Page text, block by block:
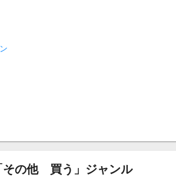
その他 買う」ジャンル